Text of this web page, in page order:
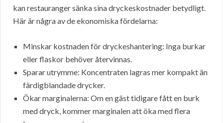
kan restauranger sänka sina dryckeskostnader betydligt.
Här är några av de ekonomiska fördelarna:
Minskar kostnaden för dryckeshantering: Inga burkar
eller flaskor behöver återvinnas.
Sparar utrymme: Koncentraten lagras mer kompakt än
färdigblandade drycker.
Ökar marginalerna: Om en gäst tidigare fått en burk
med dryck, kommer marginalen att öka med flera